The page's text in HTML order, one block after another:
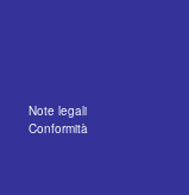
Note legali
Conformità